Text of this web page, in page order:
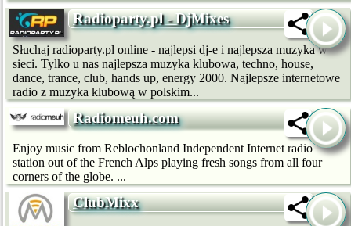
Radioparty.pl - DjMixes
Słuchaj radioparty.pl online - najlepsi dj-e i najlepsza muzyka w
sieci. Tylko u nas najlepsza muzyka klubowa, techno, house,
dance, trance, club, hands up, energy 2000. Najlepsze internetowe
radio z muzyka klubową w polskim...
Radiomeuh.com
Enjoy music from Reblochonland Independent Internet radio
station out of the French Alps playing fresh songs from all four
corners of the globe. ...
ClubMixx